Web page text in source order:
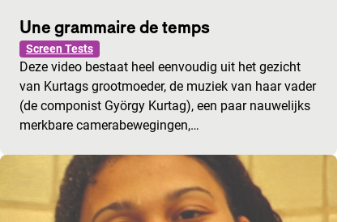
Une grammaire de temps
Screen Tests
Deze video bestaat heel eenvoudig uit het gezicht
van Kurtags grootmoeder, de muziek van haar vader
(de componist György Kurtag), een paar nauwelijks
merkbare camerabewegingen,…